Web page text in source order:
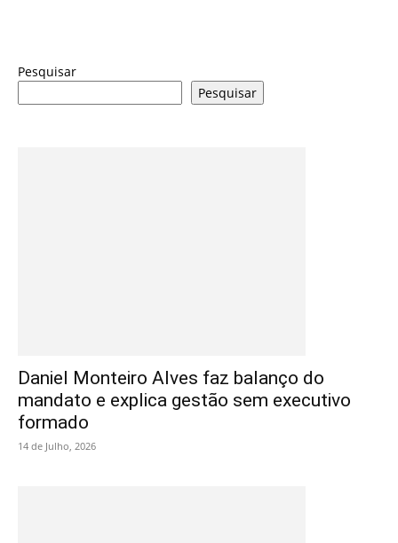
Pesquisar
Pesquisar
Daniel Monteiro Alves faz balanço do
mandato e explica gestão sem executivo
formado
14 de Julho, 2026